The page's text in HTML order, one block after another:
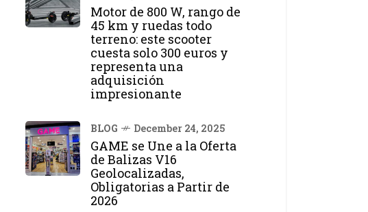
Motor de 800 W, rango de
45 km y ruedas todo
terreno: este scooter
cuesta solo 300 euros y
representa una
adquisición
impresionante
BLOG December 24, 2025
GAME se Une a la Oferta
de Balizas V16
Geolocalizadas,
Obligatorias a Partir de
2026